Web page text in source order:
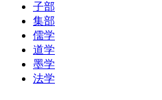
子部
集部
儒学
道学
墨学
法学